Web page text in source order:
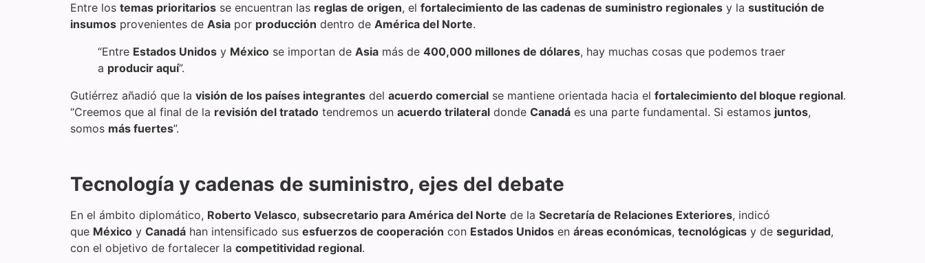
Entre los temas prioritarios se encuentran las reglas de origen, el fortalecimiento de las cadenas de suministro regionales y la sustitución de
insumos provenientes de Asia por producción dentro de América del Norte.
“Entre Estados Unidos y México se importan de Asia más de 400,000 millones de dólares, hay muchas cosas que podemos traer
a producir aquí”.
Gutiérrez añadió que la visión de los países integrantes del acuerdo comercial se mantiene orientada hacia el fortalecimiento del bloque regional.
“Creemos que al final de la revisión del tratado tendremos un acuerdo trilateral donde Canadá es una parte fundamental. Si estamos juntos,
somos más fuertes”.
Tecnología y cadenas de suministro, ejes del debate
En el ámbito diplomático, Roberto Velasco, subsecretario para América del Norte de la Secretaría de Relaciones Exteriores, indicó
que México y Canadá han intensificado sus esfuerzos de cooperación con Estados Unidos en áreas económicas, tecnológicas y de seguridad,
con el objetivo de fortalecer la competitividad regional.